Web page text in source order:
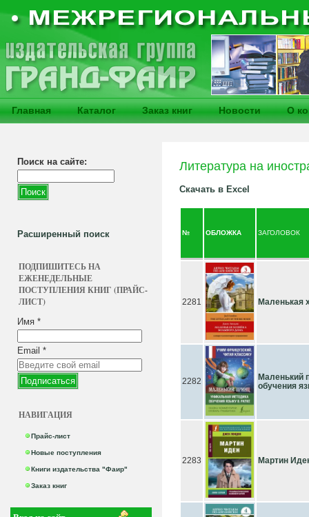
Главная Каталог Заказ книг Новости О
Поиск на сайте:
Расширенный поиск
ПОДПИШИТЕСЬ НА
ЕЖЕНЕДЕЛЬНЫЕ
ПОСТУПЛЕНИЯ КНИГ (ПРАЙС-
ЛИСТ)
Имя *
Email *
НАВИГАЦИЯ
Прайс-лист
Новые поступления
Книги издательства "Фаир"
Заказ книг
Литература на
Скачать в Excel
№ ОБЛОЖКА ЗАГОЛОВОК
2281 Маленькая
2282
Маленький
обучения
2283 Мартин